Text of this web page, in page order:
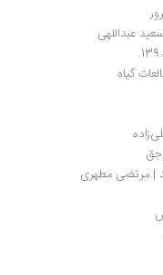
منابع ژنتیکی و تکامل کشاورزی بر مبنای مطالعات گیاه
مطهری